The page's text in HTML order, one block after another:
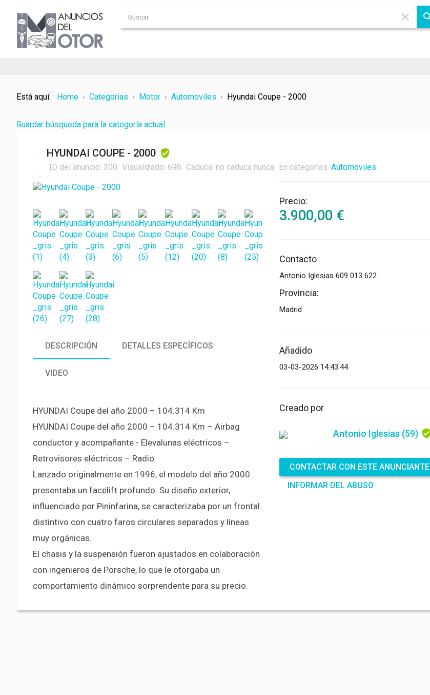
Está aquí: Home Categorias Motor Automoviles Hyundai Coupe - 2000
Guardar búsqueda para la categoría actual
HYUNDAI COUPE - 2000
ID del anuncio: 300 Visualizado: 696 Caduca: no caduca nunca En categorías: Automoviles
Precio:
3.900,00 €
Contacto
Antonio Iglesias 609 013 622
Provincia:
Madrid
Añadido
03-03-2026 14:43:44
Creado por
Antonio Iglesias (59)
CONTACTAR CON ESTE ANUNCIANTE
INFORMAR DEL ABUSO
Términos y condiciones*
Acuerdo de protección de datos *
ENVIAR
DESCRIPCIÓN DETALLES ESPECÍFICOS
VIDEO
HYUNDAI Coupe del año 2000 – 104.314 Km
HYUNDAI Coupe del año 2000 – 104.314 Km – Airbag
conductor y acompañante - Elevalunas eléctricos –
Retrovisores eléctricos – Radio.
Lanzado originalmente en 1996, el modelo del año 2000
presentaba un facelift profundo. Su diseño exterior,
influenciado por Pininfarina, se caracterizaba por un frontal
distintivo con cuatro faros circulares separados y líneas
muy orgánicas.
El chasis y la suspensión fueron ajustados en colaboración
con ingenieros de Porsche, lo que le otorgaba un
comportamiento dinámico sorprendente para su precio.